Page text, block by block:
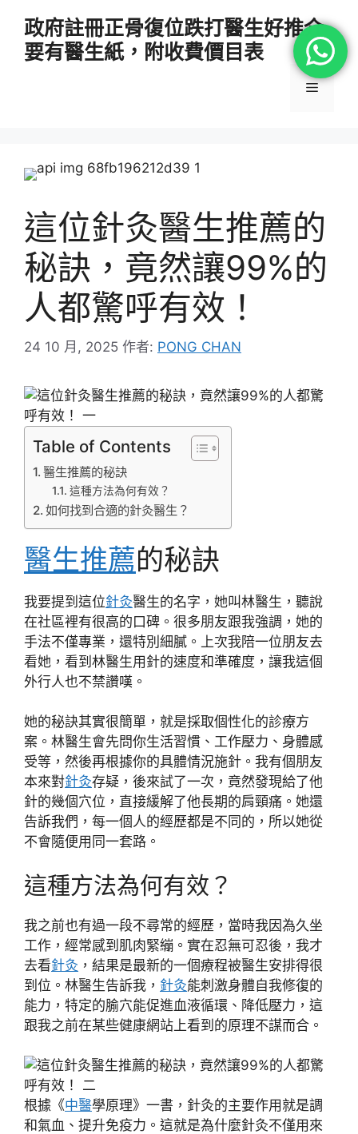
政府註冊正骨復位跌打醫生好推介
要有醫生紙，附收費價目表
選
這位針灸醫生推薦的
秘訣，竟然讓99%的
人都驚呼有效！
24 10 月, 2025 作者: PONG CHAN
Table of Contents
醫生推薦的秘訣
這種方法為何有效？
如何找到合適的針灸醫生？
醫生推薦的秘訣
我要提到這位針灸醫生的名字，她叫林醫生，聽說
在社區裡有很高的口碑。很多朋友跟我強調，她的
手法不僅專業，還特別細膩。上次我陪一位朋友去
看她，看到林醫生用針的速度和準確度，讓我這個
外行人也不禁讚嘆。
她的秘訣其實很簡單，就是採取個性化的診療方
案。林醫生會先問你生活習慣、工作壓力、身體感
受等，然後再根據你的具體情況施針。我有個朋友
本來對針灸存疑，後來試了一次，竟然發現給了他
針的幾個穴位，直接緩解了他長期的肩頸痛。她還
告訴我們，每一個人的經歷都是不同的，所以她從
不會隨便用同一套路。
這種方法為何有效？
我之前也有過一段不尋常的經歷，當時我因為久坐
工作，經常感到肌肉緊繃。實在忍無可忍後，我才
去看針灸 ，結果是最新的一個療程被醫生安排得很
到位。林醫生告訴我， 針灸能刺激身體自我修復的
能力，特定的腧穴能促進血液循環、降低壓力，這
跟我之前在某些健康網站上看到的原理不謀而合。
根據《中醫學原理》一書，針灸的主要作用就是調
和氣血、提升免疫力。這就是為什麼針灸不僅用來